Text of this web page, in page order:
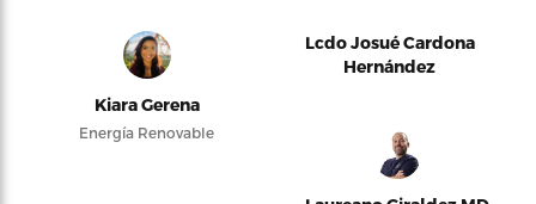
Kiara Gerena
Energía Renovable
Lcdo Josué Cardona
Hernández